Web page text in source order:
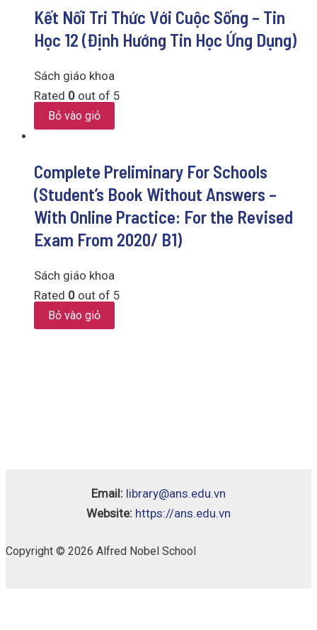
Kết Nối Tri Thức Với Cuộc Sống – Tin
Học 12 (Định Hướng Tin Học Ứng Dụng)
Sách giáo khoa
Rated 0 out of 5
Bỏ vào giỏ
Complete Preliminary For Schools
(Student’s Book Without Answers –
With Online Practice: For the Revised
Exam From 2020/ B1)
Sách giáo khoa
Rated 0 out of 5
Bỏ vào giỏ
Email: library@ans.edu.vn
Website: https://ans.edu.vn
Copyright © 2026 Alfred Nobel School